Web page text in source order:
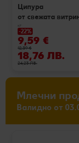
Ципура
от свежата
кг
-22%
9,59 €
12,39 €
18,76 ЛВ.
24,23 ЛВ.
Млечни
Валидно от